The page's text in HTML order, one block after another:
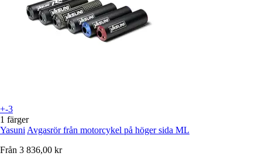
+-3
1 färger
Yasuni Avgasrör från motorcykel på höger sida ML
Från 3 836,00 kr